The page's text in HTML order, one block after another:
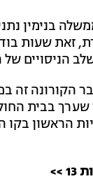
בנימין
זאת שעות
הניסויים של
זה
הראשון